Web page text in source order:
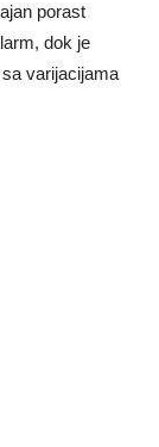
porast
dok je
varijacijama